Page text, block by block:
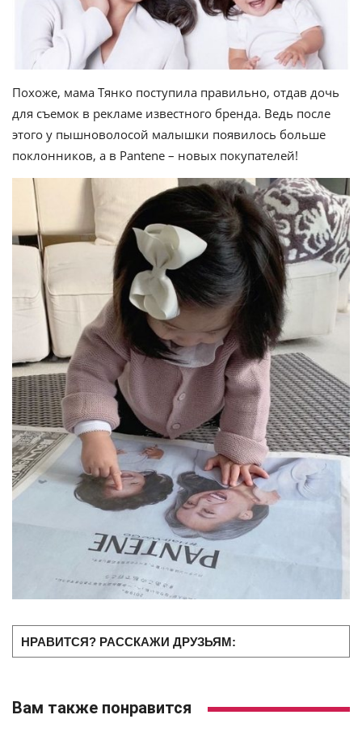
Похоже, мама Тянко поступила правильно, отдав дочь
для съемок в рекламе известного бренда. Ведь после
этого у пышноволосой малышки появилось больше
поклонников, а в Pantene – новых покупателей!
НРАВИТСЯ? РАССКАЖИ ДРУЗЬЯМ:
Вам также понравится